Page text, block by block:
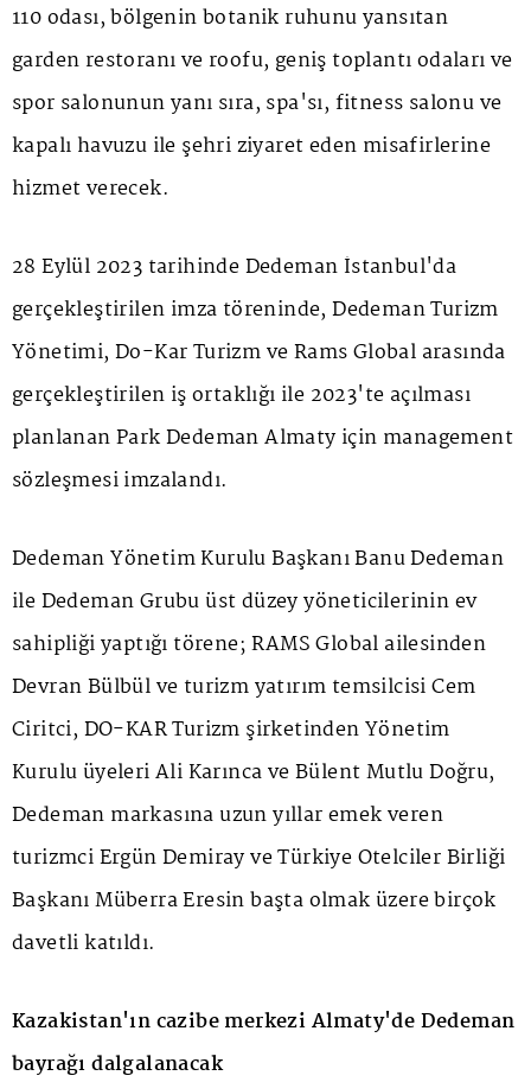
110 odası, bölgenin botanik ruhunu yansıtan
garden restoranı ve roofu, geniş toplantı odaları ve
spor salonunun yanı sıra, spa'sı, fitness salonu ve
kapalı havuzu ile şehri ziyaret eden misafirlerine
hizmet verecek.
28 Eylül 2023 tarihinde Dedeman İstanbul'da
gerçekleştirilen imza töreninde, Dedeman Turizm
Yönetimi, Do-Kar Turizm ve Rams Global arasında
gerçekleştirilen iş ortaklığı ile 2023'te açılması
planlanan Park Dedeman Almaty için management
sözleşmesi imzalandı.
Dedeman Yönetim Kurulu Başkanı Banu Dedeman
ile Dedeman Grubu üst düzey yöneticilerinin ev
sahipliği yaptığı törene; RAMS Global ailesinden
Devran Bülbül ve turizm yatırım temsilcisi Cem
Ciritci, DO-KAR Turizm şirketinden Yönetim
Kurulu üyeleri Ali Karınca ve Bülent Mutlu Doğru,
Dedeman markasına uzun yıllar emek veren
turizmci Ergün Demiray ve Türkiye Otelciler Birliği
Başkanı Müberra Eresin başta olmak üzere birçok
davetli katıldı.
Kazakistan'ın cazibe merkezi Almaty'de Dedeman
bayrağı dalgalanacak